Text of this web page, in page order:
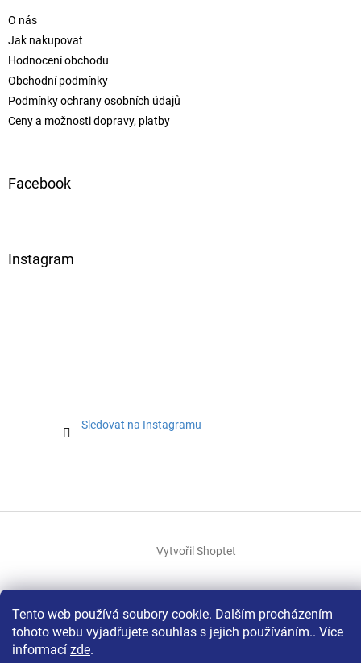
Tento web používá soubory cookie. Dalším procházením
tohoto webu vyjadřujete souhlas s jejich používáním.. Více
informací zde.
O nás
Jak nakupovat
Hodnocení obchodu
Obchodní podmínky
Podmínky ochrany osobních údajů
Ceny a možnosti dopravy, platby
Facebook
Instagram
Sledovat na Instagramu
Vytvořil Shoptet